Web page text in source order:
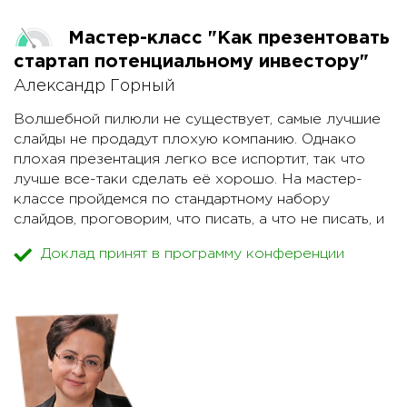
Мастер-класс "Как презентовать
стартап потенциальному инвестору"
Александр Горный
Волшебной пилюли не существует, самые лучшие
слайды не продадут плохую компанию. Однако
плохая презентация легко все испортит, так что
лучше все-таки сделать её хорошо. На мастер-
классе пройдемся по стандартному набору
слайдов, проговорим, что писать, а что не писать, и
должны объяснить, о чем идет речь, что это
вообще такое. Иногда полезно рассказать ещё и
зачем оно нужно. Иногда все очевидно.
2. Рынок. SAM, TAM, SOM - что значат эти
заклинания, зачем нужны и как их считать. Инвестор
Доклад принят в программу конференции